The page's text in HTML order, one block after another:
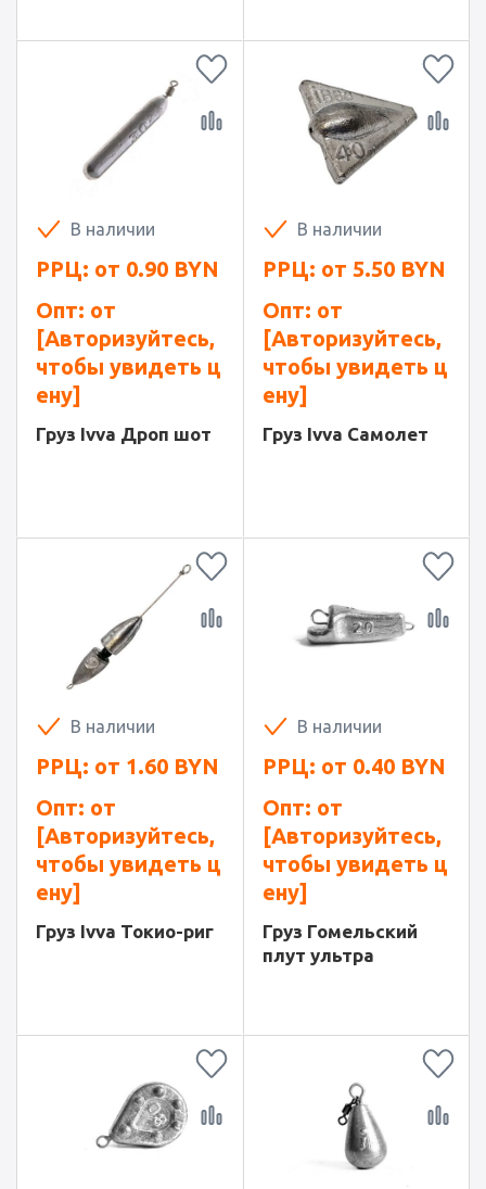
В наличии
РРЦ: от 0.90 BYN
Опт: от
[Авторизуйтесь,
чтобы увидеть ц
ену]
Груз Ivva Дроп шот
В наличии
РРЦ: от 5.50 BYN
Опт: от
[Авторизуйтесь,
чтобы увидеть ц
ену]
Груз Ivva Самолет
В наличии
РРЦ: от 1.60 BYN
Опт: от
[Авторизуйтесь,
чтобы увидеть ц
ену]
Груз Ivva Токио-риг
В наличии
РРЦ: от 0.40 BYN
Опт: от
[Авторизуйтесь,
чтобы увидеть ц
ену]
Груз Гомельский
плут ультра